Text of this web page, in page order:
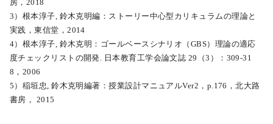
房，2018
3）根本淳子, 鈴木克明編：ストーリー中心型カリキュラムの理論と
実践，東信堂，2014
4）根本淳子, 鈴木克明：ゴールベースシナリオ（GBS）理論の適応
度チェックリストの開発. 日本教育工学会論文誌 29（3）：309-31
8，2006
5）稲垣忠, 鈴木克明編著：授業設計マニュアルVer2，p.176，北大路
書房， 2015